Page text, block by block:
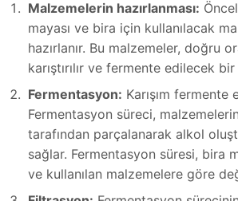
Malzemelerin hazırlanması:
mayası ve bira için kullanılacak
hazırlanır. Bu malzemeler, doğru
karıştırılır ve fermente edilecek
Fermentasyon: Karışım fermente
Fermentasyon süreci,
tarafından parçalanarak alkol
sağlar. Fermentasyon süresi, bira
ve kullanılan malzemelere göre